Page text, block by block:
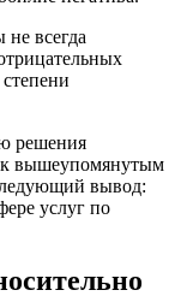
всегда
решения
к вышеупомянутым
вывод:
услуг по